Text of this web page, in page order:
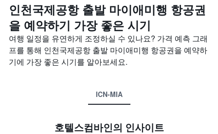
인천국제공항 출발 마이애미행 항공권
을 예약하기 가장 좋은 시기
여행 일정을 유연하게 조정하실 수 있나요? 가격 예측 그래
프를 통해 ​인천국제공항 출발 마이애미​행 항공권을 예약하
기에 가장 좋은 시기를 알아보세요.
ICN-MIA
호텔스컴바인의 인사이트